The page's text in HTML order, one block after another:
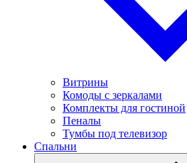
Витрины
Комоды с зеркалами
Комплекты для гостиной
Пеналы
Тумбы под телевизор
Спальни